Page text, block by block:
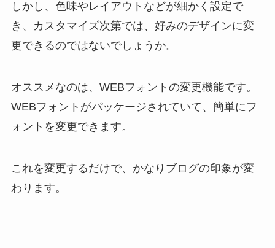
しかし、色味やレイアウトなどが細かく設定で
き、カスタマイズ次第では、好みのデザインに変
更できるのではないでしょうか。
オススメなのは、WEBフォントの変更機能です。
WEBフォントがパッケージされていて、簡単にフ
ォントを変更できます。
これを変更するだけで、かなりブログの印象が変
わります。